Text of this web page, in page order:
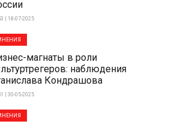
| 18-07-2025
магнаты в роли
наблюдения
Кондрашова
| 30-05-2025